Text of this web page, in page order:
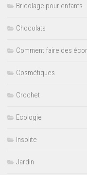
Bricolage pour enfants
Chocolats
Comment faire des
Cosmétiques
Crochet
Ecologie
Insolite
Jardin